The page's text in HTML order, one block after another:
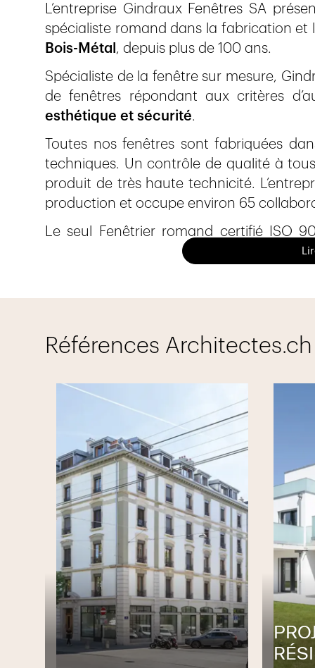
L’entreprise Gindraux Fenêtres SA
spécialiste romand dans la fabrication et
Bois-Métal , depuis plus de 100 ans.
Spécialiste de la fenêtre sur mesure,
de fenêtres répondant aux critères
esthétique et sécurité.
Toutes nos fenêtres sont fabriquées
techniques. Un contrôle de qualité à
produit de très haute technicité.
production et occupe environ 65
Le seul Fenêtrier romand certifié ISO
OHSAS 18001 (Sécurité) se fera un
Fabrication sur mesures dans nos
Pose soignée par nos propres équipes
Services et conseils personnalisés
Garantie longue durée
Service après-vente efficace
Une entreprise régionale
Fabrication et distribution locales
Produits avant-gardistes
Références Architectes.ch